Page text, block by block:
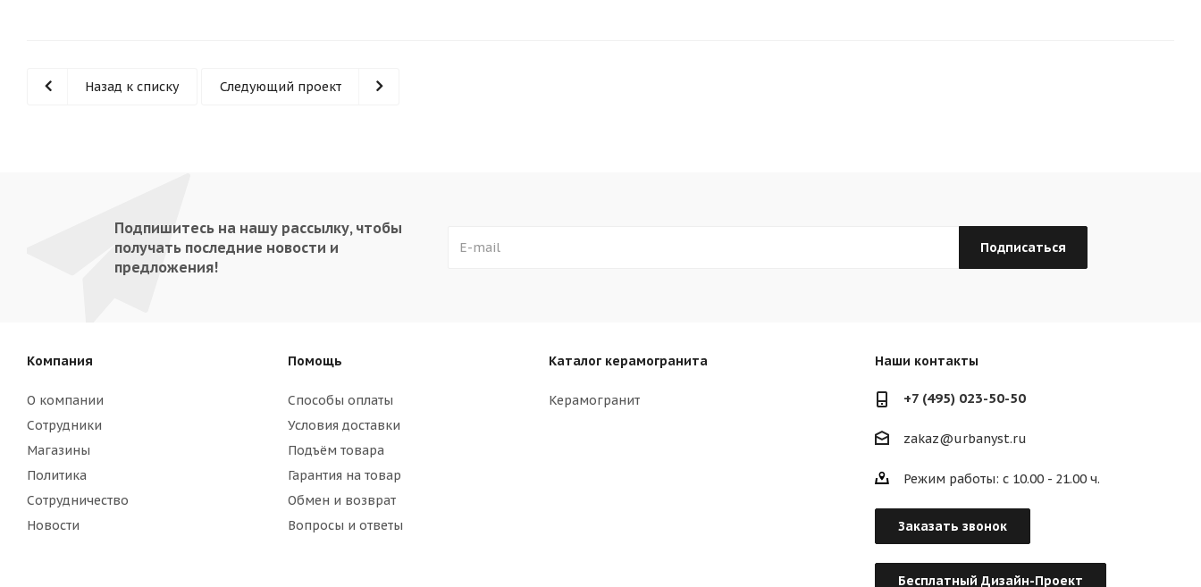
Назад к списку Следующий проект
Подпишитесь на нашу рассылку, чтобы
получать последние новости и
предложения!
Компания
О компании
Сотрудники
Магазины
Политика
Сотрудничество
Новости
Помощь
Способы оплаты
Условия доставки
Подъём товара
Гарантия на товар
Обмен и возврат
Вопросы и ответы
Каталог керамогранита
Керамогранит
Наши контакты
+7 (495) 023-50-50
zakaz@urbanyst.ru
Режим работы: с 10.00 - 21.00 ч.
Заказать звонок
Бесплатный Дизайн-Проект